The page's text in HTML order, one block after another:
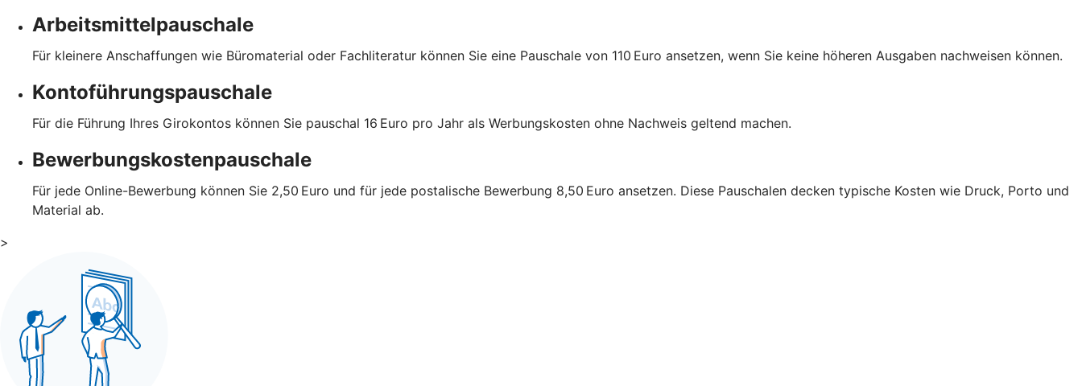
Arbeitsmittelpauschale
Für kleinere Anschaffungen wie Büromaterial oder Fachliteratur können Sie eine Pauschale von 110 Euro ansetzen, wenn Sie keine höheren Ausgaben nachweisen können.
Kontoführungspauschale
Für die Führung Ihres Girokontos können Sie pauschal 16 Euro pro Jahr als Werbungskosten ohne Nachweis geltend machen.
Bewerbungskostenpauschale
Für jede Online-Bewerbung können Sie 2,50 Euro und für jede postalische Bewerbung 8,50 Euro ansetzen. Diese Pauschalen decken typische Kosten wie Druck, Porto und
Material ab.
>